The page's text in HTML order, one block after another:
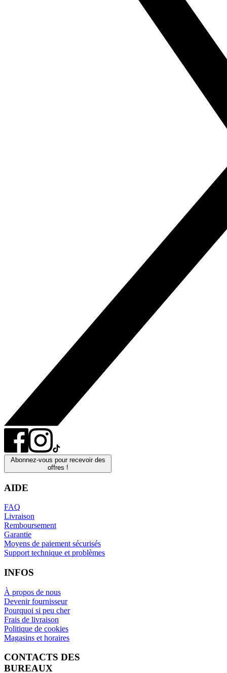
Abonnez-vous pour recevoir des
offres !
AIDE
FAQ
Livraison
Remboursement
Garantie
Moyens de paiement sécurisés
Support technique et problèmes
INFOS
À propos de nous
Devenir fournisseur
Pourquoi si peu cher
Frais de livraison
Politique de cookies
Magasins et horaires
CONTACTS DES
BUREAUX